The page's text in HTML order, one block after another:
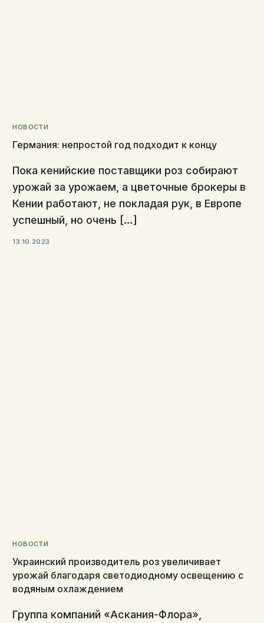
НОВОСТИ
Германия: непростой год подходит к концу
Пока кенийские поставщики роз собирают
урожай за урожаем, а цветочные брокеры в
Кении работают, не покладая рук, в Европе
успешный, но очень […]
13.10.2023
НОВОСТИ
Украинский производитель роз увеличивает
урожай благодаря светодиодному освещению с
водяным охлаждением
Группа компаний «Аскания-Флора»,